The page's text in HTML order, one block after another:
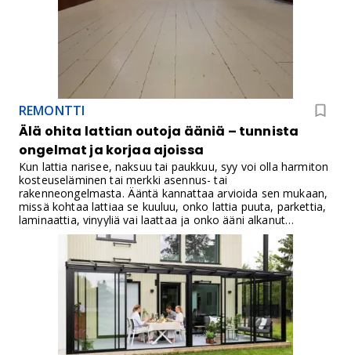
REMONTTI
Älä ohita lattian outoja ääniä – tunnista
ongelmat ja korjaa ajoissa
Kun lattia narisee, naksuu tai paukkuu, syy voi olla harmiton
kosteuseläminen tai merkki asennus- tai
rakenneongelmasta. Ääntä kannattaa arvioida sen mukaan,
missä kohtaa lattiaa se kuuluu, onko lattia puuta, parkettia,
laminaattia, vinyyliä vai laattaa ja onko ääni alkanut
äkillisesti.Lattian äänet voivat kertoa myös piilevistä
ongelmista, jotka on syytä korjata ennen kuin ne
aiheuttavat suurempia vaurioita. Käsittelemme yleisimpiä
lattian ääniä, niiden syitä ja korjausmenetelmiä.​Narinaa,
natinaa, pauketta vai naksumista?